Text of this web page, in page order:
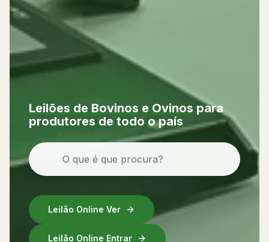
Leilões de Bovinos e Ovinos para
produtores de todo o país
Leilão Online Ver
Leilão Online Entrar